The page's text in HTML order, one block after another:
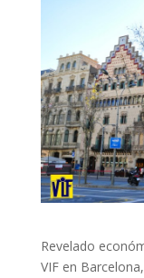
Revelado
VIF en